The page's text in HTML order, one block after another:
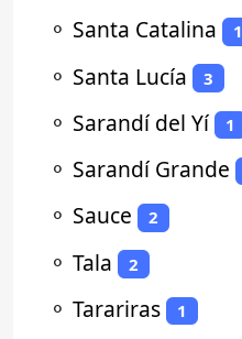
⚬ Santa Catalina 1
⚬ Santa Lucía 3
⚬ Sarandí del Yí 1
⚬ Sarandí Grande
⚬ Sauce 2
⚬ Tala 2
⚬ Tarariras 1